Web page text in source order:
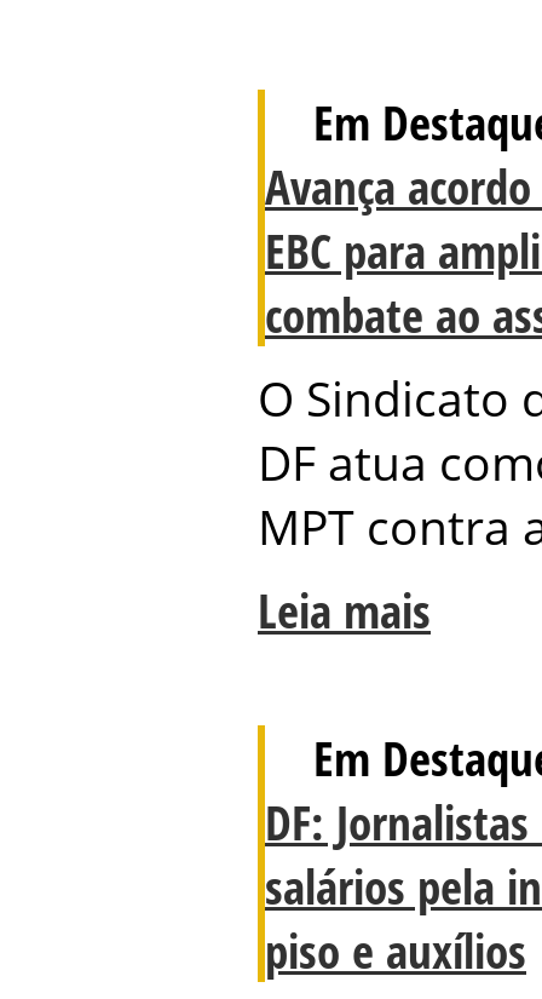
Em
Avança
EBC para
combate ao
O Sindicato
DF atua
MPT contra
Leia mais
Em
DF:
salários pela
piso e auxílios